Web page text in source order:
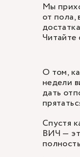
Мы
от пола,
Читайте
О том,
недели
дать
Спустя
ВИЧ —